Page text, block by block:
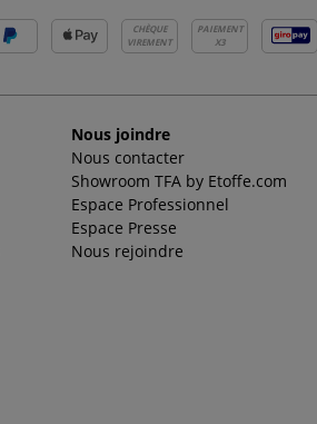
CHÈQUE
VIREMENT
PAIEMENT
X3
Nous joindre
Nous contacter
Showroom TFA by Etoffe.com
Espace Professionnel
Espace Presse
Nous rejoindre